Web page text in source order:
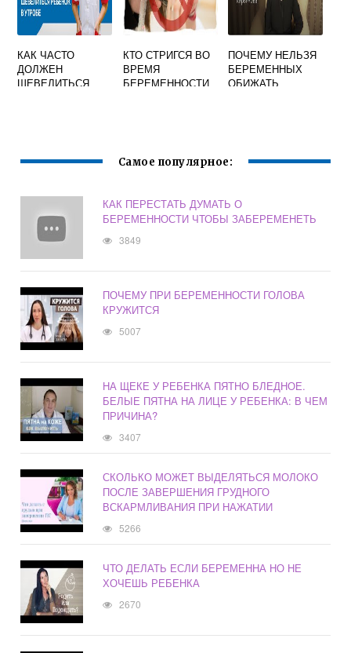
КАК ЧАСТО
ДОЛЖЕН
ШЕВЕЛИТЬСЯ
КТО СТРИГСЯ ВО
ВРЕМЯ
БЕРЕМЕННОСТИ
ПОЧЕМУ НЕЛЬЗЯ
БЕРЕМЕННЫХ
ОБИЖАТЬ
Самое популярное:
КАК ПЕРЕСТАТЬ ДУМАТЬ О
БЕРЕМЕННОСТИ ЧТОБЫ ЗАБЕРЕМЕНЕТЬ
3849
ПОЧЕМУ ПРИ БЕРЕМЕННОСТИ ГОЛОВА
КРУЖИТСЯ
5007
НА ЩЕКЕ У РЕБЕНКА ПЯТНО БЛЕДНОЕ.
БЕЛЫЕ ПЯТНА НА ЛИЦЕ У РЕБЕНКА: В ЧЕМ
ПРИЧИНА?
3407
СКОЛЬКО МОЖЕТ ВЫДЕЛЯТЬСЯ МОЛОКО
ПОСЛЕ ЗАВЕРШЕНИЯ ГРУДНОГО
ВСКАРМЛИВАНИЯ ПРИ НАЖАТИИ
5266
ЧТО ДЕЛАТЬ ЕСЛИ БЕРЕМЕННА НО НЕ
ХОЧЕШЬ РЕБЕНКА
2670